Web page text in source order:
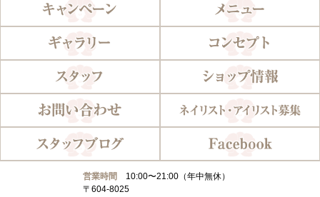
営業時間
10:00〜21:00（年中無休）
〒604-8025